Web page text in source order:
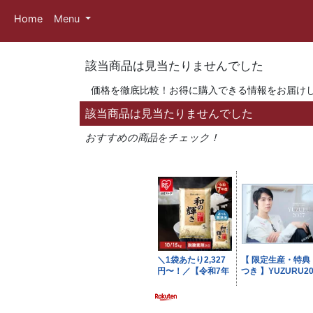
Home Menu
該当商品は見当たりませんでした
価格を徹底比較！お得に購入できる情報をお届け
該当商品は見当たりませんでした
おすすめの商品をチェック！